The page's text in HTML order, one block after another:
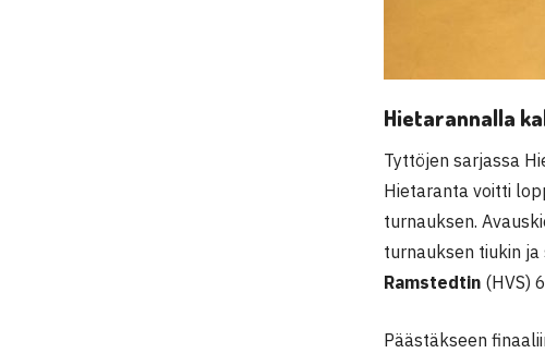
Hietarannalla
Tyttöjen sarjassa
Hietaranta voitti
turnauksen.
turnauksen tiukin
Ramstedtin (HVS)
Päästäkseen